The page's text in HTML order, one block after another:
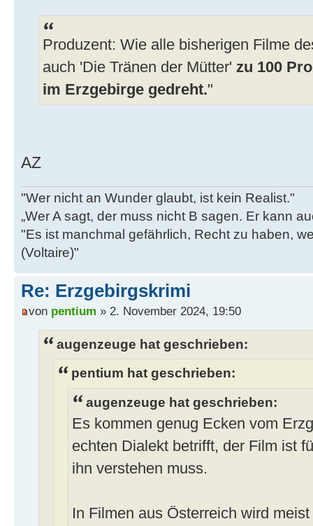
Produzent: Wie alle bisherigen Filme
auch 'Die Tränen der Mütter' zu 100
im Erzgebirge gedreht."
AZ
"Wer nicht an Wunder glaubt, ist kein Realist."
„Wer A sagt, der muss nicht B sagen. Er kann
"Es ist manchmal gefährlich, Recht zu haben,
(Voltaire)"
Re: Erzgebirgskrimi
von pentium » 2. November 2024, 19:50
augenzeuge hat geschrieben:
pentium hat geschrieben:
augenzeuge hat geschrieben:
Es kommen genug Ecken vom
echten Dialekt betrifft, der Film ist
ihn verstehen muss.
In Filmen aus Österreich wird